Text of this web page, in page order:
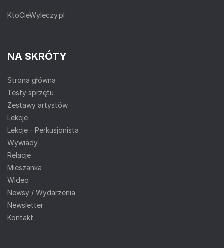
KtoCieWyleczy.pl
NA SKRÓTY
Strona główna
Testy sprzętu
Zestawy artystów
Lekcje
Lekcje - Perkusjonista
Wywiady
Relacje
Mieszanka
Wideo
Newsy / Wydarzenia
Newsletter
Kontakt